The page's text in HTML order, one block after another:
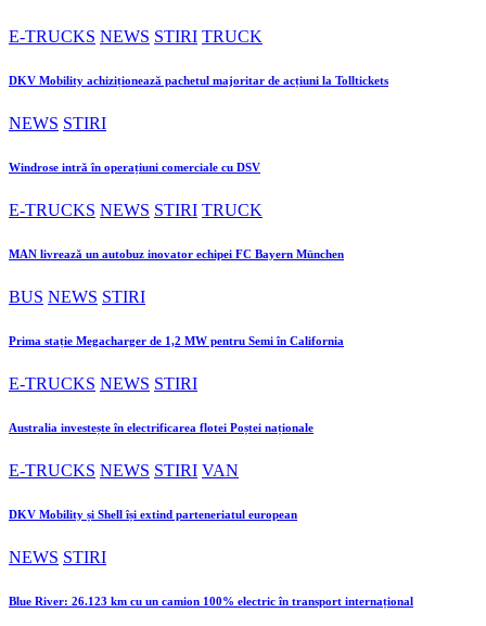
E-TRUCKS NEWS STIRI TRUCK
DKV Mobility achiziționează pachetul majoritar de acțiuni la Tolltickets
NEWS STIRI
Windrose intră în operațiuni comerciale cu DSV
E-TRUCKS NEWS STIRI TRUCK
MAN livrează un autobuz inovator echipei FC Bayern München
BUS NEWS STIRI
Prima stație Megacharger de 1,2 MW pentru Semi în California
E-TRUCKS NEWS STIRI
Australia investește în electrificarea flotei Poștei naționale
E-TRUCKS NEWS STIRI VAN
DKV Mobility și Shell își extind parteneriatul european
NEWS STIRI
Blue River: 26.123 km cu un camion 100% electric în transport internațional